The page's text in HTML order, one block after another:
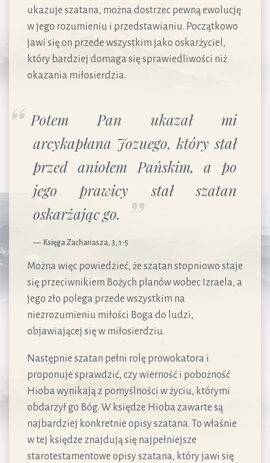
ukazuje szatana, można dostrzec pewną ewolucję
w jego rozumieniu i przedstawianiu. Początkowo
jawi się on przede wszystkim jako oskarżyciel,
który bardziej domaga się sprawiedliwości niż
okazania miłosierdzia.
Potem Pan ukazał mi
arcykapłana Jozuego, który stał
przed aniołem Pańskim, a po
jego prawicy stał szatan
oskarżając go.
Księga Zachariasza, 3, 1-5
Można więc powiedzieć, że szatan stopniowo staje
się przeciwnikiem Bożych planów wobec Izraela, a
jego zło polega przede wszystkim na
niezrozumieniu miłości Boga do ludzi,
objawiającej się w miłosierdziu.
Następnie szatan pełni rolę prowokatora i
proponuje sprawdzić, czy wierność i pobożność
Hioba wynikają z pomyślności w życiu, którymi
obdarzył go Bóg. W księdze Hioba zawarte są
najbardziej konkretnie opisy szatana. To właśnie
w tej księdze znajdują się najpełniejsze
starotestamentowe opisy szatana, który jawi się